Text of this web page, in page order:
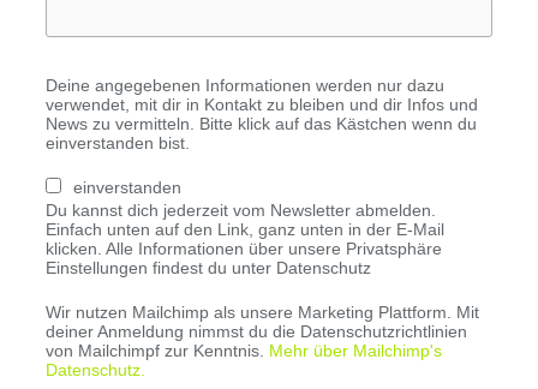
Deine angegebenen Informationen werden nur dazu
verwendet, mit dir in Kontakt zu bleiben und dir Infos und
News zu vermitteln. Bitte klick auf das Kästchen wenn du
einverstanden bist.
einverstanden
Du kannst dich jederzeit vom Newsletter abmelden.
Einfach unten auf den Link, ganz unten in der E-Mail
klicken. Alle Informationen über unsere Privatsphäre
Einstellungen findest du unter Datenschutz
Wir nutzen Mailchimp als unsere Marketing Plattform. Mit
deiner Anmeldung nimmst du die Datenschutzrichtlinien
von Mailchimpf zur Kenntnis. Mehr über Mailchimp's
Datenschutz.